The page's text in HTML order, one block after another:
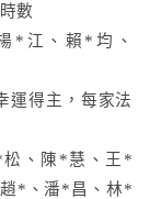
數
*江、賴*均、
運得主，每家法
、陳*慧、王*
*、潘*昌、林*